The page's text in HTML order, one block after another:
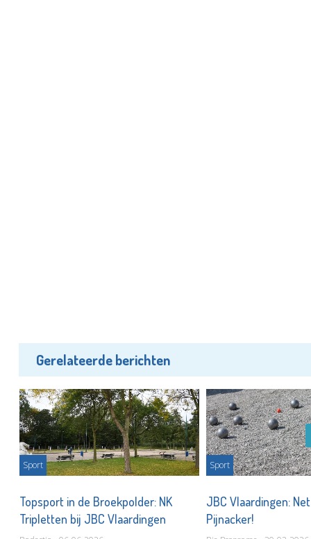
Gerelateerde berichten
Sport
Topsport in de Broekpolder: NK
Tripletten bij JBC Vlaardingen
Sport
JBC Vlaardingen:
Pijnacker!